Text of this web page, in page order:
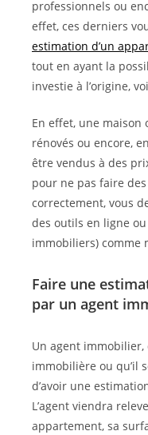
professionnels ou
effet, ces derniers
estimation d’un
tout en ayant la
investie à l’origine,
En effet, une
rénovés ou encore,
être vendus à des
pour ne pas faire
correctement, vous
des outils en ligne
immobiliers) comme
Faire une
par un agent
Un agent immobilier,
immobilière ou qu’il
d’avoir une
L’agent viendra
appartement, sa